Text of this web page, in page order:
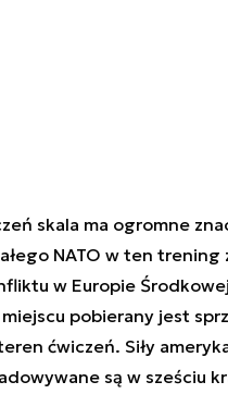
skala ma ogromne
NATO w ten
w Europie
pobierany jest
ćwiczeń. Siły
są w sześciu